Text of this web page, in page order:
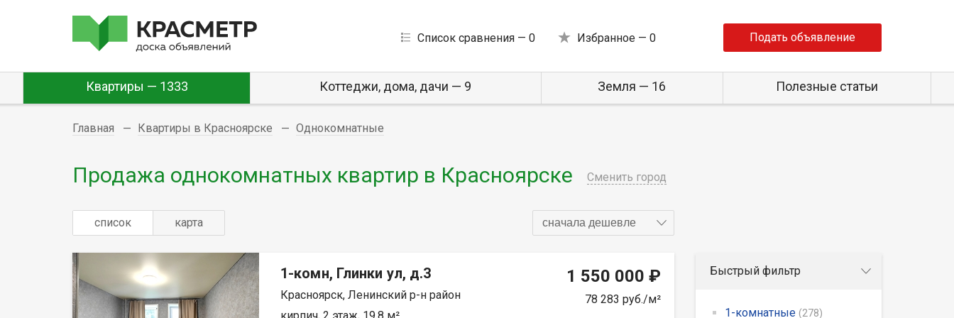
Список сравнения — 0 Избранное — 0 Подать объявление
Квартиры — 1333 Коттеджи, дома, дачи — 9 Земля — 16 Полезные статьи
Главная Квартиры в Красноярске Однокомнатные
Продажа однокомнатных квартир в Красноярске Сменить город
список карта сначала дешевле
1-комн, Глинки ул, д.3
Красноярск, Ленинский р-н район
1 550 000 ₽
78 283 руб./м²
Быстрый фильтр
1-комнатные (278)